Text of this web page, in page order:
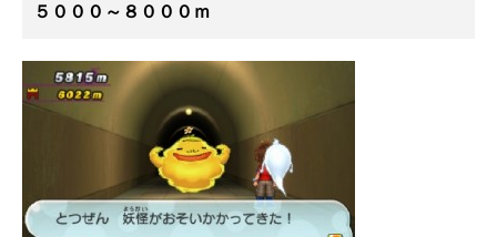
５０００～８０００ｍ